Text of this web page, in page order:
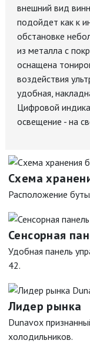
внешний вид
подойдет как к
обстановке
из металла с
оснащена
воздействия
удобная,
Цифровой
освещение - на
Схема
Расположение
Сенсорная
Удобная панель
42.
Лидер рынка
Dunavox
холодильников.